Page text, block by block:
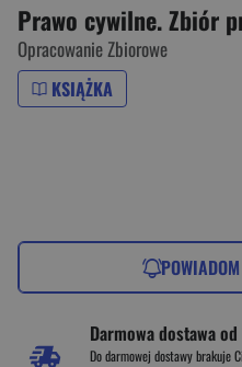
Prawo cywilne. Zbiór
Opracowanie Zbiorowe
KSIĄŻKA
Darmowa dostawa od
Do darmowej dostawy brakuje